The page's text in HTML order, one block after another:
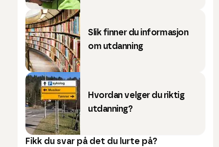
Slik finner du informasjon
om utdanning
Hvordan velger du riktig
utdanning?
Fikk du svar på det du lurte på?